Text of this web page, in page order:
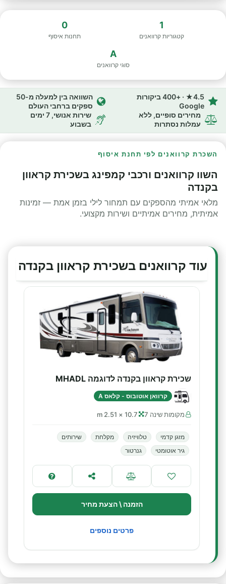
1
קטגוריות קרוואנים
0
תחנות איסוף
A
סוגי קרוואנים
4.5★ · +400 ביקורות
Google
השוואה בין למעלה מ-50
ספקים ברחבי העולם
מחירים סופיים, ללא
עמלות נסתרות
שירות אנושי, 7 ימים
בשבוע
השכרת קרוואנים לפי תחנת איסוף
השוו קרוואנים ורכבי קמפינג בשכירת קראוון
בקנדה
מלאי אמיתי מהספקים עם תמחור לילי בזמן אמת — זמינות
אמיתית, מחירים אמיתיים ושירות מקצועי.
עוד קרוואנים בשכירת קראוון בקנדה
שכירת קראוון בקנדה לדוגמה MHADL
קרוואן אוטובוס - קלאס A
מקומות שינה 7 10.7 × 2.51 m
מזגן קדמי טלוויזיה מקלחת
שירותים
גיר אוטומטי
גנרטור
הזמנה \ הצעת מחיר
פרטים נוספים